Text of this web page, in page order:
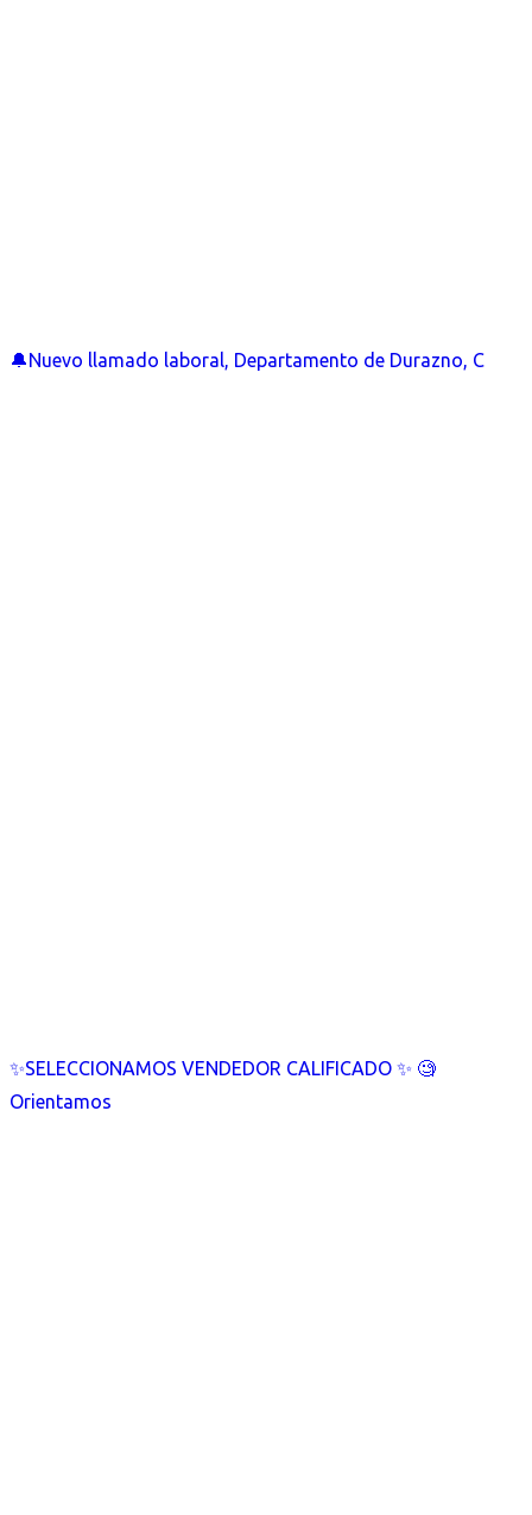
🔔Nuevo llamado laboral, Departamento de Durazno, C
✨SELECCIONAMOS VENDEDOR CALIFICADO ✨ 🧐
Orientamos